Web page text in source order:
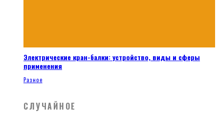
Электрические кран-балки: устройство, виды и сферы
применения
Разное
СЛУЧАЙНОЕ